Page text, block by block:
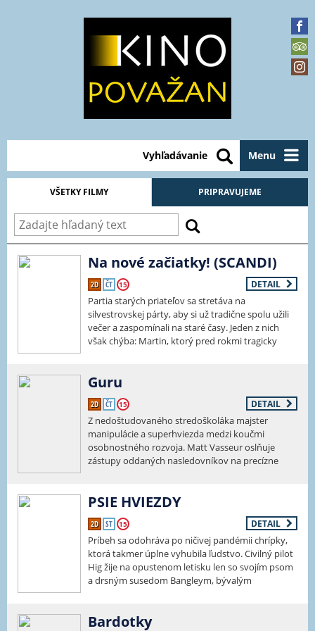
Menu
Vyhľadávanie
VŠETKY FILMY PRIPRAVUJEME
Na nové začiatky! (SCANDI)
2D ČT 15 DETAIL
Partia starých priateľov sa stretáva na
silvestrovskej párty, aby si už tradične spolu užili
večer a zaspomínali na staré časy. Jeden z nich
však chýba: Martin, ktorý pred rokmi tragicky
partnera Finna. Finn však medzi ostatných
nezapadá a navyše, jeho slabá sociálna intuícia ho
vedie k tomu, že kladie veľa nevhodných otázok.
Prinúti skupinu priateľov, aby čelili pravdám, o
ktorých sa dlho odmietali rozprávať, a zamyslieť
sa nad svojimi vzťahmi – a čo je ešte dôležitejšie,
nad sebou samými. Čaká ich večer, na ktorý
vtipná dráma v réžii Papriky Steen (Sviatky pokoja
a mieru).
Zobraziť viac
Guru
2D ČT 15 DETAIL
Z nedoštudovaného stredoškoláka majster
manipulácie a superhviezda medzi koučmi
osobnostného rozvoja. Matt Vasseur oslňuje
zástupy oddaných nasledovníkov na precízne
dynamickom francúzskom trileri podmaňuje
davy, až kým sa nezačne rútiť do znepokojujúcej
špirály vlastného pádu.
Zobraziť viac
PSIE HVIEZDY
2D ST 15 DETAIL
Príbeh sa odohráva po ničivej pandémii chrípky,
ktorá takmer úplne vyhubila ľudstvo. Civilný pilot
Hig žije na opustenom letisku len so svojím psom
a drsným susedom Bangleym, bývalým
vysielačke, ktorý mu vráti nádej na lepší život.
Bardotky